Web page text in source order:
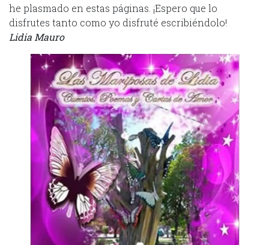
he plasmado en estas páginas. ¡Espero que lo
disfrutes tanto como yo disfruté escribiéndolo!
Lidia Mauro